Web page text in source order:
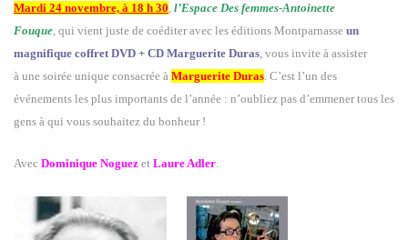
Mardi 24 novembre, à 18 h 30, l’Espace Des femmes-Antoinette
Fouque, qui vient juste de coéditer avec les éditions Montparnasse un
magnifique coffret DVD + CD Marguerite Duras, vous invite à assister
à une soirée unique consacrée à Marguerite Duras. C’est l’un des
événements les plus importants de l’année : n’oubliez pas d’emmener tous les
gens à qui vous souhaitez du bonheur !
Avec Dominique Noguez et Laure Adler.